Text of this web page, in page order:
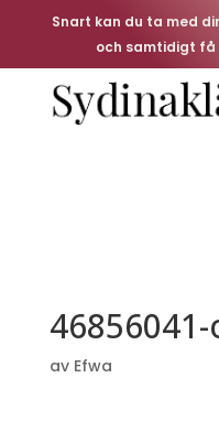
Snart kan du ta med
och samtidigt få
av Efwa